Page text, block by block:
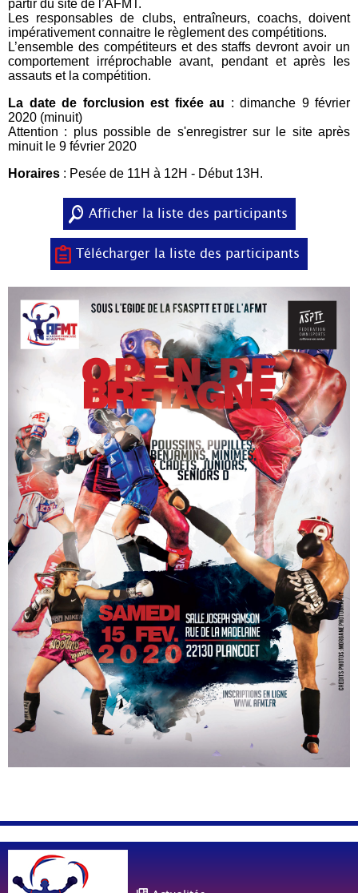
partir du site de l’AFMT.
Les responsables de clubs, entraîneurs, coachs, doivent
impérativement connaitre le règlement des compétitions.
L’ensemble des compétiteurs et des staffs devront avoir un
comportement irréprochable avant, pendant et après les
assauts et la compétition.
La date de forclusion est fixée au : dimanche 9 février
2020 (minuit)
Attention : plus possible de s'enregistrer sur le site après
minuit le 9 février 2020
Horaires : Pesée de 11H à 12H - Début 13H.
Afficher la liste des participants
Télécharger la liste des participants